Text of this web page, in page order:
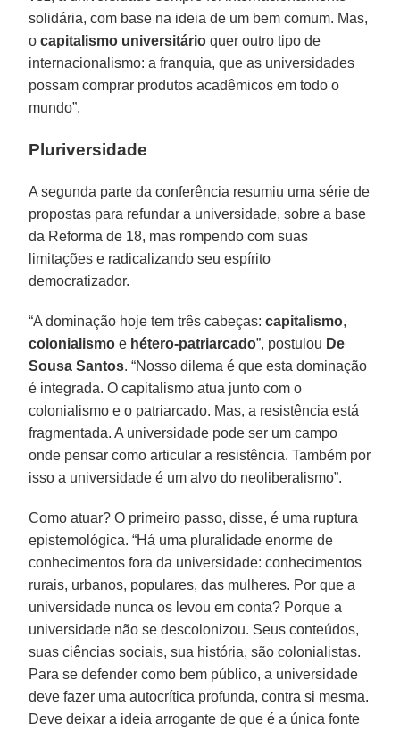
solidária, com base na ideia de um bem comum. Mas,
ocapitalismo universitário quer outro tipo de
internacionalismo: a franquia, que as universidades
possam comprar produtos acadêmicos em todo o
mundo”.
Pluriversidade
A segunda parte da conferência resumiu uma série de
propostas para refundar a universidade, sobre a base
da Reforma de 18, mas rompendo com suas
limitações e radicalizando seu espírito
democratizador.
“A dominação hoje tem três cabeças:capitalismo,
colonialismo e hétero-patriarcado”, postulou De
Sousa Santos. “Nosso dilema é que esta dominação
é integrada. O capitalismo atua junto com o
colonialismo e o patriarcado. Mas, a resistência está
fragmentada. A universidade pode ser um campo
onde pensar como articular a resistência. Também por
isso a universidade é um alvo do neoliberalismo”.
Como atuar? O primeiro passo, disse, é uma ruptura
epistemológica. “Há uma pluralidade enorme de
conhecimentos fora da universidade: conhecimentos
rurais, urbanos, populares, das mulheres. Por que a
universidade nunca os levou em conta? Porque a
universidade não se descolonizou. Seus conteúdos,
suas ciências sociais, sua história, são colonialistas.
Para se defender como bem público, a universidade
deve fazer uma autocrítica profunda, contra si mesma.
Deve deixar a ideia arrogante de que é a única fonte